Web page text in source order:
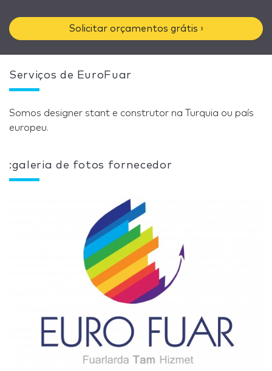
Solicitar orçamentos grátis ›
Serviços de EuroFuar
Somos designer stant e construtor na Turquia ou país
europeu.
:galeria de fotos fornecedor